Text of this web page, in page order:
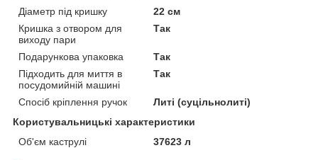
Діаметр під кришку
22 см
Кришка з отвором для
виходу пари
Так
Подарункова упаковка
Так
Підходить для миття в
посудомийній машині
Так
Спосіб кріплення ручок
Литі (суцільнолиті)
Користувальницькі характеристики
Об'єм каструлі
37623 л